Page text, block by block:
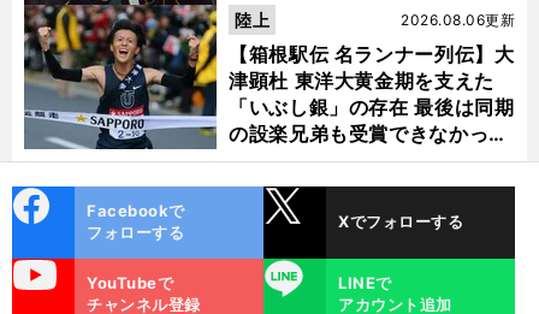
【箱根駅伝 名ランナー列伝】大
津顕杜 東洋大黄金期を支えた
「いぶし銀」の存在 最後は同期
の設楽兄弟も受賞できなかった
金栗杯に輝く
2026.08.06更新
陸上
ok
Facebookで
フォローする
Xでフォローする
YouTubeで
チャンネル登録
LINE
LINEで
アカウント追加